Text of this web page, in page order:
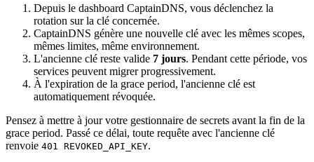
Depuis le dashboard CaptainDNS, vous déclenchez la
rotation sur la clé concernée.
CaptainDNS génère une nouvelle clé avec les mêmes scopes,
mêmes limites, même environnement.
L'ancienne clé reste valide 7 jours. Pendant cette période, vos
services peuvent migrer progressivement.
À l'expiration de la grace period, l'ancienne clé est
automatiquement révoquée.
Pensez à mettre à jour votre gestionnaire de secrets avant la fin de la
grace period. Passé ce délai, toute requête avec l'ancienne clé
renvoie 401 REVOKED_API_KEY.